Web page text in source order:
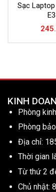
Sạc
KINH
Phòng
Phòng
Địa chỉ:
Thời gian
Từ thứ 2
Chủ nhật: